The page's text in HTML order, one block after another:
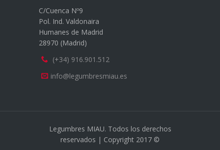
C/Cuenca Nº9
Pol. Ind. Valdonaira
Humanes de Madrid
28970 (Madrid)
(+34) 916.901.512
info@legumbresmiau.es
Legumbres MIAU. Todos los derechos
reservados | Copyright 2017 ©